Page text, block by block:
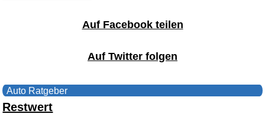
Auf Facebook teilen
Auf Twitter folgen
Auto Ratgeber
Restwert